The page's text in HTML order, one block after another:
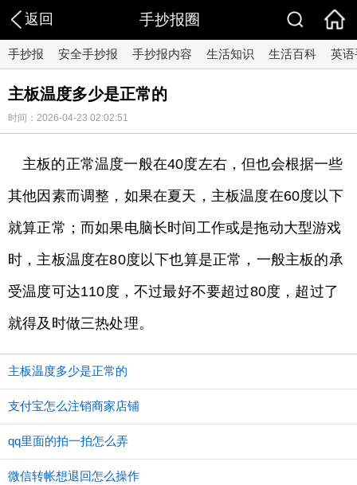
返回 手抄报圈
手抄报 安全手抄报 手抄报内容 生活知识 生活百科 英
主板温度多少是正常的
时间：2026-04-23 02:02:51
主板的正常温度一般在40度左右，但也会根据一些
其他因素而调整，如果在夏天，主板温度在60度以下
就算正常；而如果电脑长时间工作或是拖动大型游戏
时，主板温度在80度以下也算是正常，一般主板的承
受温度可达110度，不过最好不要超过80度，超过了
就得及时做三热处理。
主板温度多少是正常的
支付宝怎么注销商家店铺
qq里面的拍一拍怎么弄
微信转帐想退回怎么操作